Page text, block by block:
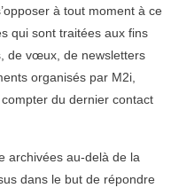
à tout moment à ce
qui sont traitées aux fins
de vœux, de newsletters
organisés par M2i,
du dernier contact
archivées au-delà de la
dans le but de répondre